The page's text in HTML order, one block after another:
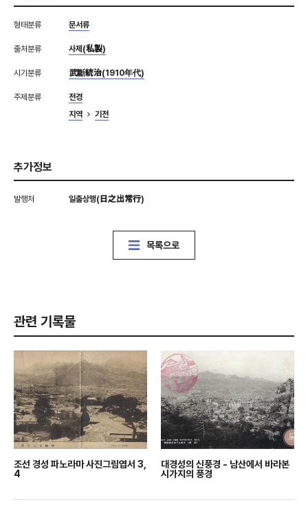
형태분류 문서류
출처분류 사제(私製)
시기분류 武斷統治(1910年代)
주제분류
전경
지역
기전
추가정보
발행처 일출상행(日之出常行)
목록으로
관련 기록물
조선 경성 파노라마 사진그림엽서 3,
4
대경성의 신풍경 - 남산에서 바라본
시가지의 풍경